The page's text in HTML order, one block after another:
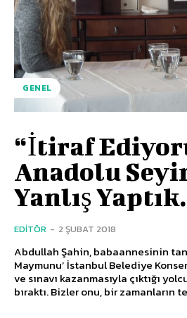
GENEL
“İtiraf
Anadolu
Yanlış
EDITÖR - 2 ŞUBAT 2018
Abdullah Şahin, babaannesinin
Maymunu’ İstanbul Belediye
ve sınavı kazanmasıyla çıktığı
bıraktı. Bizler onu, bir zamanların